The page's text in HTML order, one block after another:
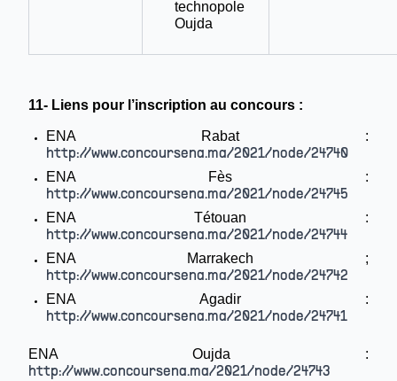
technopole
Oujda
11- Liens pour l’inscription au concours :
ENA Rabat :
http://www.concoursena.ma/2021/node/24740
ENA Fès :
http://www.concoursena.ma/2021/node/24745
ENA Tétouan :
http://www.concoursena.ma/2021/node/24744
ENA Marrakech ;
http://www.concoursena.ma/2021/node/24742
ENA Agadir :
http://www.concoursena.ma/2021/node/24741
ENA Oujda :
http://www.concoursena.ma/2021/node/24743